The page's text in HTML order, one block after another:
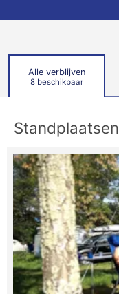
Alle verblijven
8 beschikbaar
Standplaatsen